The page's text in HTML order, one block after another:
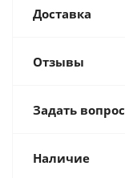
Доставка
Отзывы
Задать вопрос
Наличие